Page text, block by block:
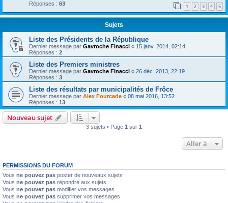
Réponses : 63 1 2 3 4 5
Sujets
Liste des Présidents de la République
Dernier message par Gavroche Finacci « 15 janv. 2014, 02:14
Réponses : 2
Liste des Premiers ministres
Dernier message par Gavroche Finacci « 26 déc. 2013, 22:19
Réponses : 3
Liste des résultats par municipalités de Frôce
Dernier message par Alex Fourcade « 08 mai 2016, 13:52
Réponses : 13
Nouveau sujet
3 sujets • Page 1 sur 1
Aller à
PERMISSIONS DU FORUM
Vous ne pouvez pas poster de nouveaux sujets
Vous ne pouvez pas répondre aux sujets
Vous ne pouvez pas modifier vos messages
Vous ne pouvez pas supprimer vos messages